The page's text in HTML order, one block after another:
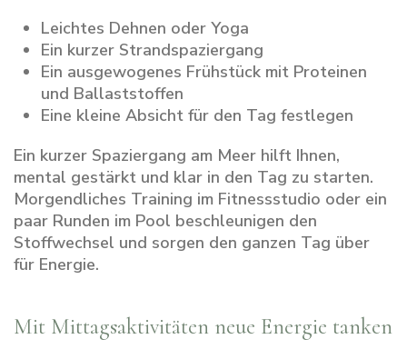
Leichtes Dehnen oder Yoga
Ein kurzer Strandspaziergang
Ein ausgewogenes Frühstück mit Proteinen
und Ballaststoffen
Eine kleine Absicht für den Tag festlegen
Ein kurzer Spaziergang am Meer hilft Ihnen,
mental gestärkt und klar in den Tag zu starten.
Morgendliches Training im Fitnessstudio oder ein
paar Runden im Pool beschleunigen den
Stoffwechsel und sorgen den ganzen Tag über
für Energie.
Mit Mittagsaktivitäten neue Energie tanken